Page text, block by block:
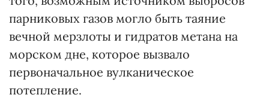
парниковых газов могло быть таяние
вечной мерзлоты и гидратов метана на
морском дне, которое вызвало
первоначальное вулканическое
потепление.